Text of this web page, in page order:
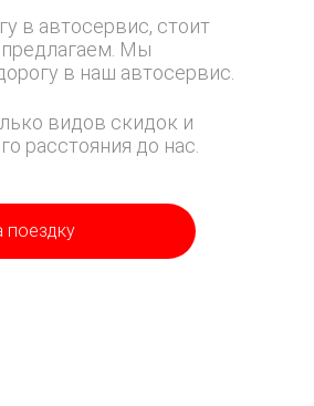
в автосервис, стоит
предлагаем. Мы
в наш автосервис.
видов скидок и
расстояния до нас.
поездку